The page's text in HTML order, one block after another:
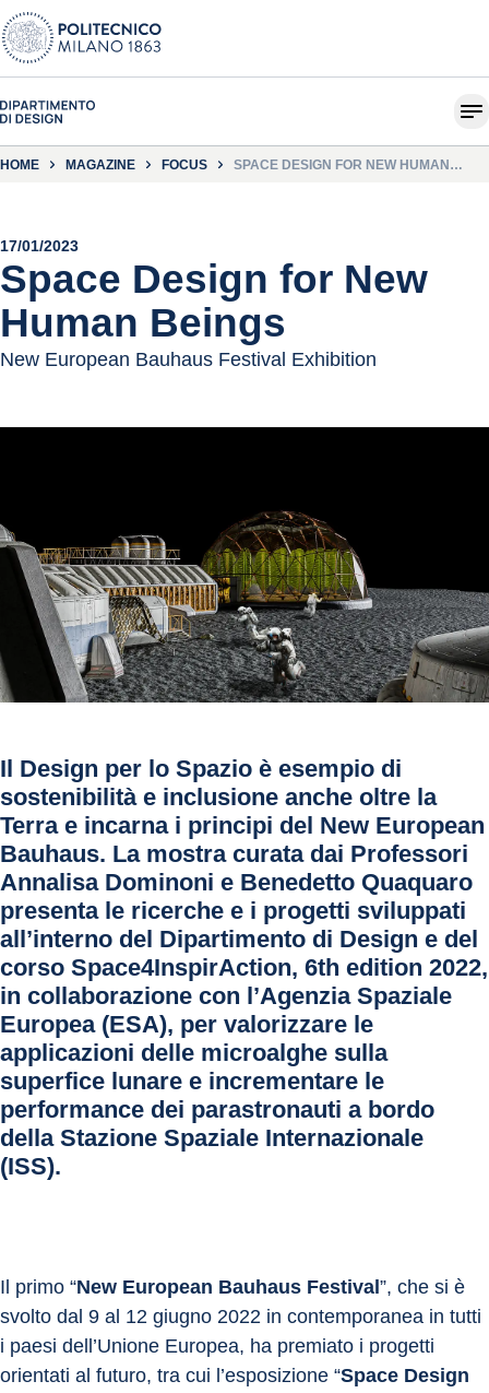
HOME MAGAZINE FOCUS
SPACE DESIGN FOR NEW HUMAN
17/01/2023
Space Design for New
Human Beings
New European Bauhaus Festival Exhibition
Il Design per lo Spazio è esempio di
sostenibilità e inclusione anche oltre la
Terra e incarna i principi del New European
Bauhaus. La mostra curata dai Professori
Annalisa Dominoni e Benedetto Quaquaro
presenta le ricerche e i progetti sviluppati
all’interno del Dipartimento di Design e del
corso Space4InspirAction, 6th edition 2022,
in collaborazione con l’Agenzia Spaziale
Europea (ESA), per valorizzare le
applicazioni delle microalghe sulla
superfice lunare e incrementare le
performance dei parastronauti a bordo
della Stazione Spaziale Internazionale
(ISS).
Il primo “New European Bauhaus Festival ”, che si è
svolto dal 9 al 12 giugno 2022 in contemporanea in tutti
i paesi dell’Unione Europea, ha premiato i progetti
orientati al futuro, tra cui l’esposizione “Space Design